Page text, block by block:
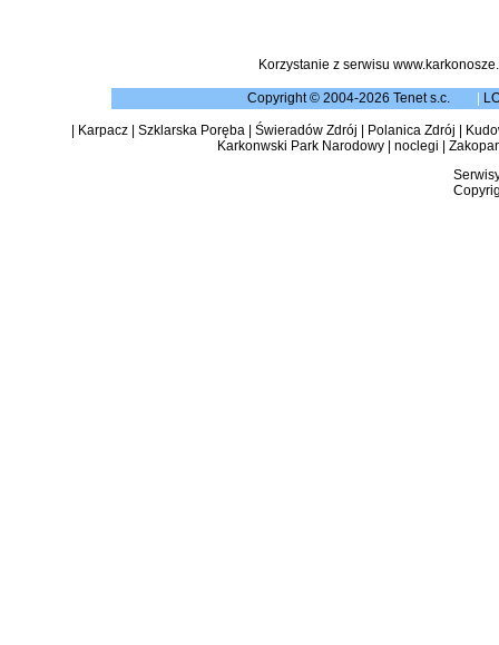
Korzystanie z serwisu
Copyright © 2004-2026 Tenet s.c.
Karpacz| Szklarska Poręba| Świeradów Zdrój Polanica Zdrój
Karkonwski Park Narodowy| noclegi